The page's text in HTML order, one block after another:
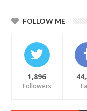
FOLLOW ME
1,896
Followers